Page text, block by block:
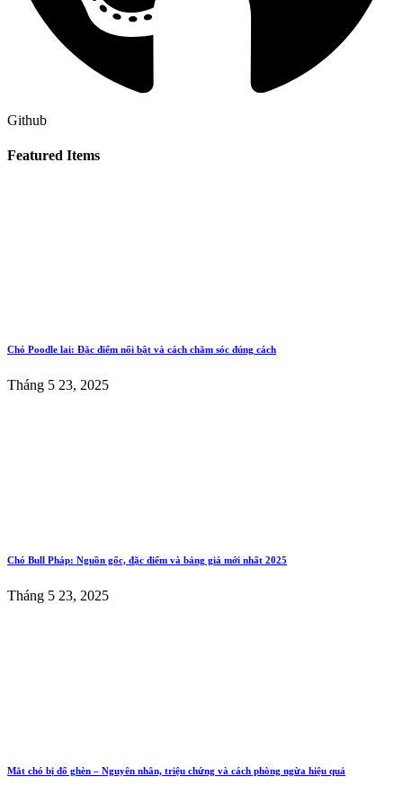
Github
Featured Items
Chó Poodle lai: Đặc điểm nổi bật và cách chăm sóc đúng cách
Tháng 5 23, 2025
Chó Bull Pháp: Nguồn gốc, đặc điểm và bảng giá mới nhất 2025
Tháng 5 23, 2025
Mắt chó bị đổ ghèn – Nguyên nhân, triệu chứng và cách phòng ngừa hiệu quả